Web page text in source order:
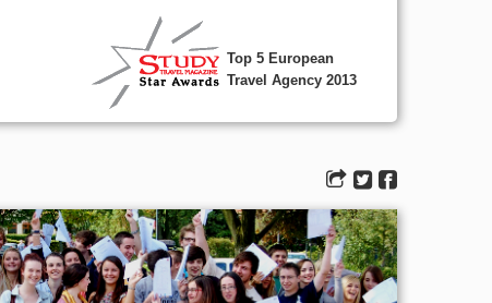
Top 5 European
Travel Agency 2013